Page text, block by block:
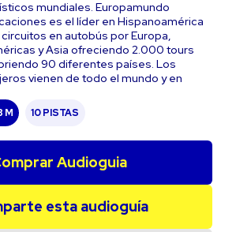
mundiales. Europamundo
es el líder en Hispanoamérica
en autobús por Europa,
y Asia ofreciendo 2.000 tours
90 diferentes países. Los
vienen de todo el mundo y en
M 10 PISTAS
Audioguia
esta audioguía